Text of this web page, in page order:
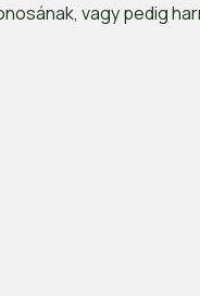
vagy pedig